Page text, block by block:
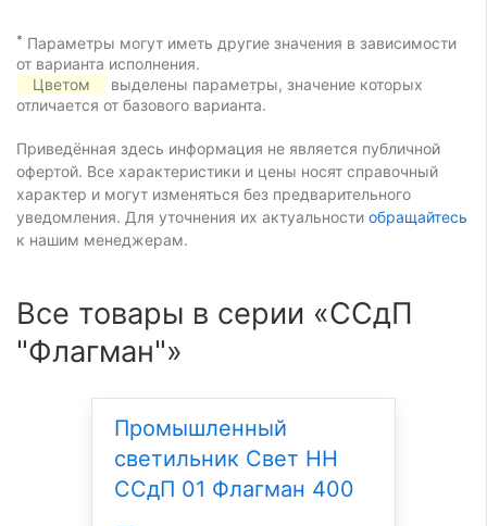
* Параметры могут иметь другие значения в зависимости
от варианта исполнения.
Цветом
выделены параметры, значение которых
отличается от базового варианта.
Приведённая здесь информация не является публичной
офертой. Все характеристики и цены носят справочный
характер и могут изменяться без предварительного
уведомления. Для уточнения их актуальности обращайтесь
к нашим менеджерам.
Все товары в серии «ССдП
"Флагман"»
Промышленный
светильник Свет НН
ССдП 01 Флагман 400